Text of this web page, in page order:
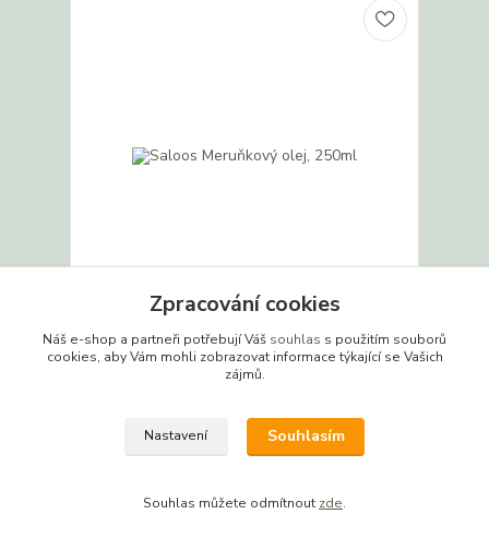
Saloos Meruňkový olej, 250ml
u dodavatele -
Detail
Zpracování cookies
Náš e-shop a partneři potřebují Váš souhlas s použitím souborů
cookies, aby Vám mohli zobrazovat informace týkající se Vašich
zájmů.
Nastavení Souhlasím
Souhlas můžete odmítnout zde.